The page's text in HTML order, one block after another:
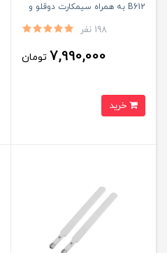
B612 به همراه سیمکارت دوقلو و
دو عدد آنتن اکسترنال 14 دسی بل
198 نفر
7,990,000 تومان